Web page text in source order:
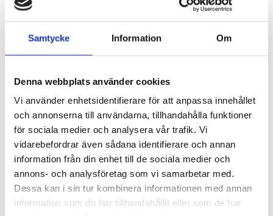
Samtycke Information Om
Denna webbplats använder cookies
Vi använder enhetsidentifierare för att anpassa innehållet
och annonserna till användarna, tillhandahålla funktioner
för sociala medier och analysera vår trafik. Vi
vidarebefordrar även sådana identifierare och annan
information från din enhet till de sociala medier och
annons- och analysföretag som vi samarbetar med.
Dessa kan i sin tur kombinera informationen med annan
information som du har tillhandahållit eller som de har
Elektriker för BRFer, butiker &
kontor i Lidingö
Dones anslutna elektriker i Lidingö är inte bara
tillgängliga för privatkunder. Även du som driver
butik, café eller restaurang samt du som ansvarar
för ett kontor eller sitter i styrelsen för en
bostadsrättsförening kan få hjälp av Dones
kvalitetskontrollerade elektriker. Vi erbjuder både
enstaka elinstallationer och abonnemangstjänster
på elektriker och andra hantverkstjänster. Kontakta